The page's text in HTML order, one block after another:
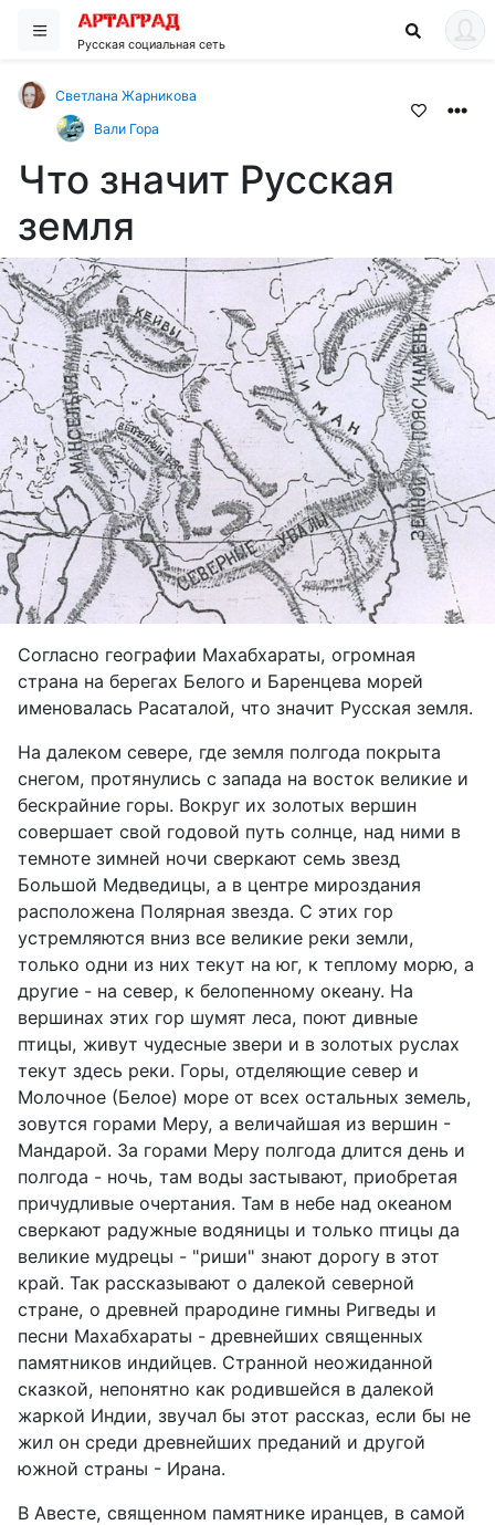
Русская социальная сеть
Светлана Жарникова
Вали Гора
Что значит Русская
земля
Согласно географии Махабхараты, огромная
страна на берегах Белого и Баренцева морей
именовалась Расаталой, что значит Русская земля.
На далеком севере, где земля полгода покрыта
снегом, протянулись с запада на восток великие и
бескрайние горы. Вокруг их золотых вершин
совершает свой годовой путь солнце, над ними в
темноте зимней ночи сверкают семь звезд
Большой Медведицы, а в центре мироздания
расположена Полярная звезда. С этих гор
устремляются вниз все великие реки земли,
только одни из них текут на юг, к теплому морю, а
другие - на север, к белопенному океану. На
вершинах этих гор шумят леса, поют дивные
птицы, живут чудесные звери и в золотых руслах
текут здесь реки. Горы, отделяющие север и
Молочное (Белое) море от всех остальных земель,
зовутся горами Меру, а величайшая из вершин -
Мандарой. За горами Меру полгода длится день и
полгода - ночь, там воды застывают, приобретая
причудливые очертания. Там в небе над океаном
сверкают радужные водяницы и только птицы да
великие мудрецы - "риши" знают дорогу в этот
край. Так рассказывают о далекой северной
стране, о древней прародине гимны Ригведы и
песни Махабхараты - древнейших священных
памятников индийцев. Странной неожиданной
сказкой, непонятно как родившейся в далекой
жаркой Индии, звучал бы этот рассказ, если бы не
жил он среди древнейших преданий и другой
южной страны - Ирана.
В Авесте, священном памятнике иранцев, в самой